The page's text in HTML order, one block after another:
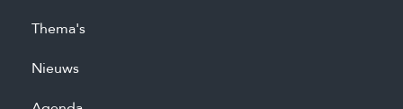
Thema's
Nieuws